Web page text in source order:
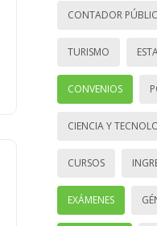
CONTADOR
TURISMO
CONVENIOS
CIENCIA Y
CURSOS
EXÁMENES